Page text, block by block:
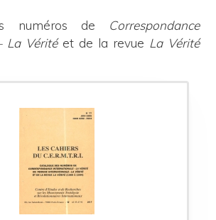
numéros de Correspondance
La Véritéet de la revue La Vérité